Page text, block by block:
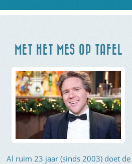
MET HET MES OP TAFEL
Al ruim 23 jaar (sinds 2003) doet de